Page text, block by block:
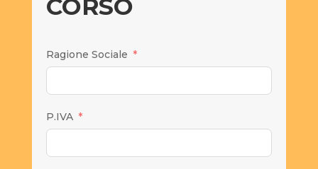
CORSO
Ragione Sociale
P.IVA